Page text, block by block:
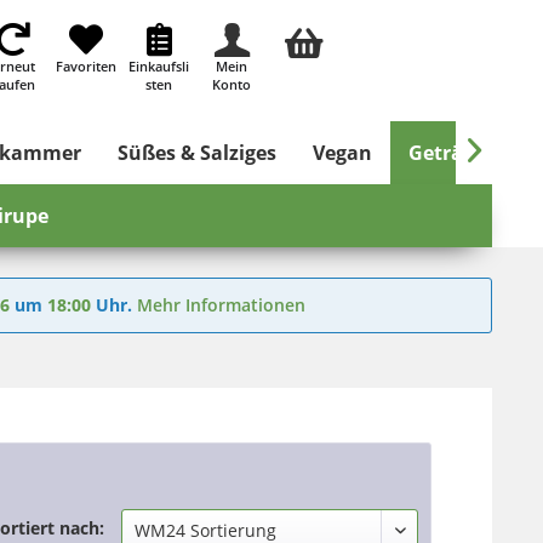
Favoriten
Einkaufsli
sten
Mein
Konto
Süßes & Salziges Vegan Getränke

um 18:00 Uhr. Mehr Informationen
nach: